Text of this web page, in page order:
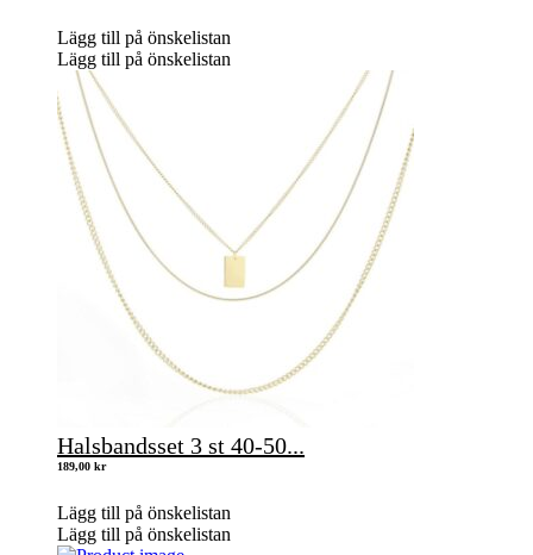
Lägg till på önskelistan
Lägg till på önskelistan
Halsbandsset 3 st 40-50...
189,00 kr
Lägg till på önskelistan
Lägg till på önskelistan